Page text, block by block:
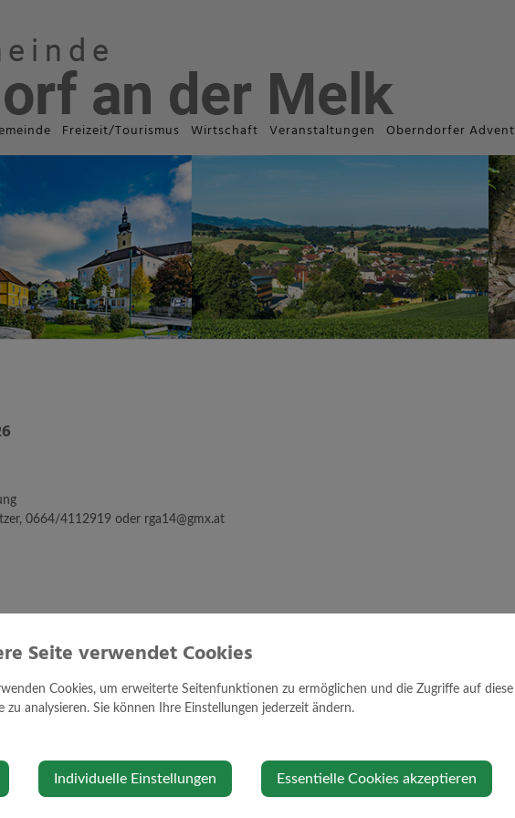
Freizeit/Tourismus Wirtschaft Veranstaltungen Oberndorfer Advent
0664/4112919 oder rga14@gmx.at
Veranstalter
Seite verwendet Cookies
Cookies, um erweiterte Seitenfunktionen zu ermöglichen und die Zugriffe auf diese
zu analysieren. Sie können Ihre Einstellungen jederzeit ändern.
Individuelle Einstellungen Essentielle Cookies akzeptieren